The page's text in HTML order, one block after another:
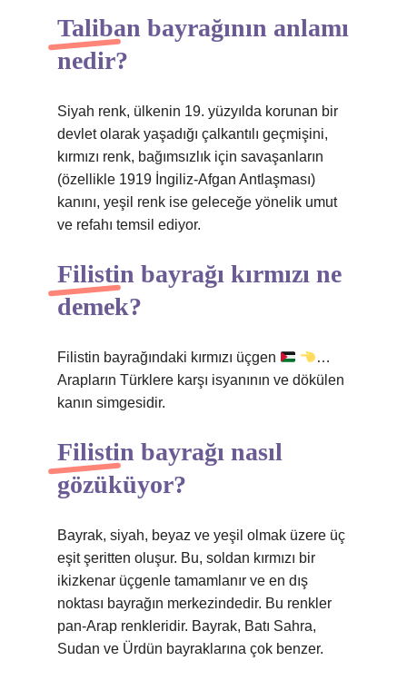
Taliban bayrağının anlamı
nedir?
Siyah renk, ülkenin 19. yüzyılda korunan bir
devlet olarak yaşadığı çalkantılı geçmişini,
kırmızı renk, bağımsızlık için savaşanların
(özellikle 1919 İngiliz-Afgan Antlaşması)
kanını, yeşil renk ise geleceğe yönelik umut
ve refahı temsil ediyor.
Filistin bayrağı kırmızı ne
demek?
Filistin bayrağındaki kırmızı üçgen
…
Arapların Türklere karşı isyanının ve dökülen
kanın simgesidir.
Filistin bayrağı nasıl
gözüküyor?
Bayrak, siyah, beyaz ve yeşil olmak üzere üç
eşit şeritten oluşur. Bu, soldan kırmızı bir
ikizkenar üçgenle tamamlanır ve en dış
noktası bayrağın merkezindedir. Bu renkler
pan-Arap renkleridir. Bayrak, Batı Sahra,
Sudan ve Ürdün bayraklarına çok benzer.